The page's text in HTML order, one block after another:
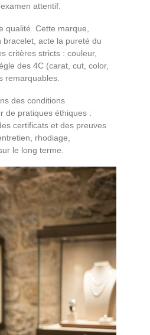
attentif.
qualité. Cette marque,
bracelet, acte la pureté du
critères stricts : couleur,
des 4C (carat, cut, color,
remarquables.
des conditions
de pratiques éthiques :
certificats et des preuves
rhodiage,
le long terme.